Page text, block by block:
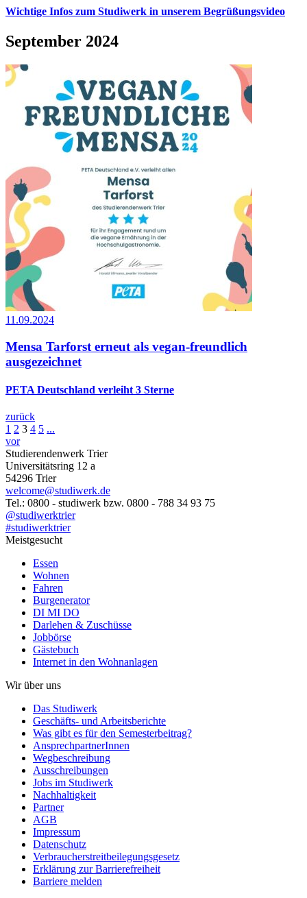
Wichtige Infos zum Studiwerk in unserem Begrüßungsvideo
September 2024
11.09.2024
Mensa Tarforst erneut als vegan-freundlich
ausgezeichnet
PETA Deutschland verleiht 3 Sterne
zurück
1 2 3 4 5 ...
vor
Studierendenwerk Trier
Universitätsring 12 a
54296 Trier
welcome@studiwerk.de
Tel.: 0800 - studiwerk bzw. 0800 - 788 34 93 75
@studiwerktrier
#studiwerktrier
Meistgesucht
Essen
Wohnen
Fahren
Burgenerator
DI MI DO
Darlehen & Zuschüsse
Jobbörse
Gästebuch
Internet in den Wohnanlagen
Wir über uns
Das Studiwerk
Geschäfts- und Arbeitsberichte
Was gibt es für den Semesterbeitrag?
AnsprechpartnerInnen
Wegbeschreibung
Ausschreibungen
Jobs im Studiwerk
Nachhaltigkeit
Partner
AGB
Impressum
Datenschutz
Verbraucherstreitbeilegungsgesetz
Erklärung zur Barrierefreiheit
Barriere melden